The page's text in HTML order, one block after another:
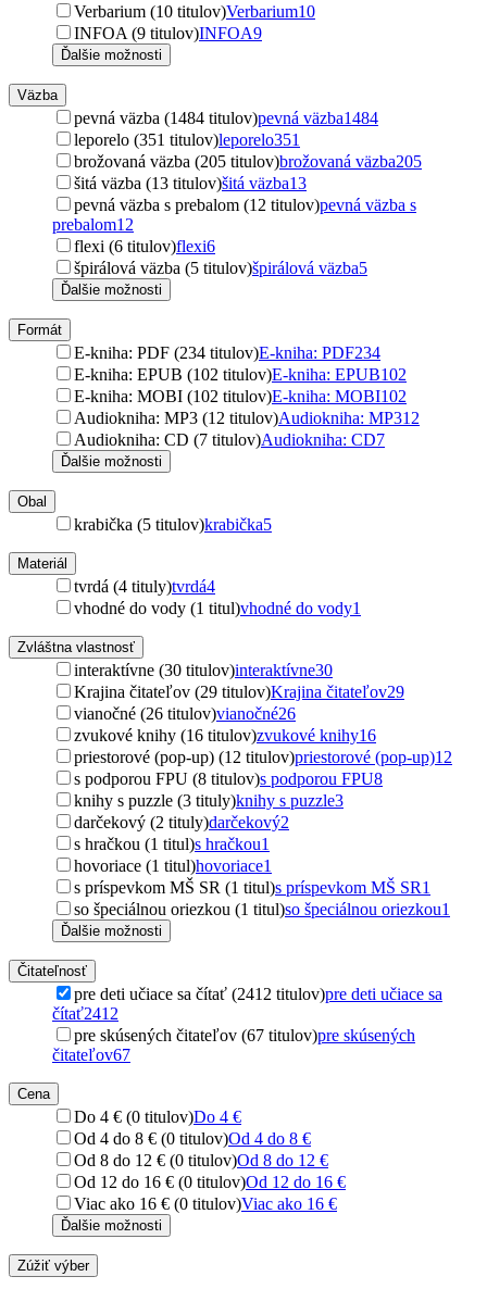
Verbarium (10 titulov)Verbarium10
INFOA (9 titulov)INFOA9
Ďalšie možnosti
Väzba
pevná väzba (1484 titulov)pevná väzba1484
leporelo (351 titulov)leporelo351
brožovaná väzba (205 titulov)brožovaná väzba205
šitá väzba (13 titulov)šitá väzba13
pevná väzba s prebalom (12 titulov)pevná väzba s
prebalom12
flexi (6 titulov)flexi6
špirálová väzba (5 titulov)špirálová väzba5
Ďalšie možnosti
Formát
E-kniha: PDF (234 titulov)E-kniha: PDF234
E-kniha: EPUB (102 titulov)E-kniha: EPUB102
E-kniha: MOBI (102 titulov)E-kniha: MOBI102
Audiokniha: MP3 (12 titulov)Audiokniha: MP312
Audiokniha: CD (7 titulov)Audiokniha: CD7
Ďalšie možnosti
Obal
krabička (5 titulov)krabička5
Materiál
tvrdá (4 tituly)tvrdá4
vhodné do vody (1 titul)vhodné do vody1
Zvláštna vlastnosť
interaktívne (30 titulov)interaktívne30
Krajina čitateľov (29 titulov)Krajina čitateľov29
vianočné (26 titulov)vianočné26
zvukové knihy (16 titulov)zvukové knihy16
priestorové (pop-up) (12 titulov)priestorové (pop-up)12
s podporou FPU (8 titulov)s podporou FPU8
knihy s puzzle (3 tituly)knihy s puzzle3
darčekový (2 tituly)darčekový2
s hračkou (1 titul)s hračkou1
hovoriace (1 titul)hovoriace1
s príspevkom MŠ SR (1 titul)s príspevkom MŠ SR1
so špeciálnou oriezkou (1 titul)so špeciálnou oriezkou1
Ďalšie možnosti
Čitateľnosť
pre deti učiace sa čítať (2412 titulov)pre deti učiace sa
čítať2412
pre skúsených čitateľov (67 titulov)pre skúsených
čitateľov67
Cena
Do 4 € (0 titulov)Do 4 €
Od 4 do 8 € (0 titulov)Od 4 do 8 €
Od 8 do 12 € (0 titulov)Od 8 do 12 €
Od 12 do 16 € (0 titulov)Od 12 do 16 €
Viac ako 16 € (0 titulov)Viac ako 16 €
Ďalšie možnosti
Zúžiť výber